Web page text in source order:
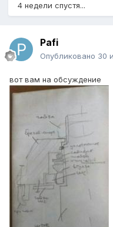
4 недели спустя...
Pafi
Опубликовано 30
вот вам на обсуждение